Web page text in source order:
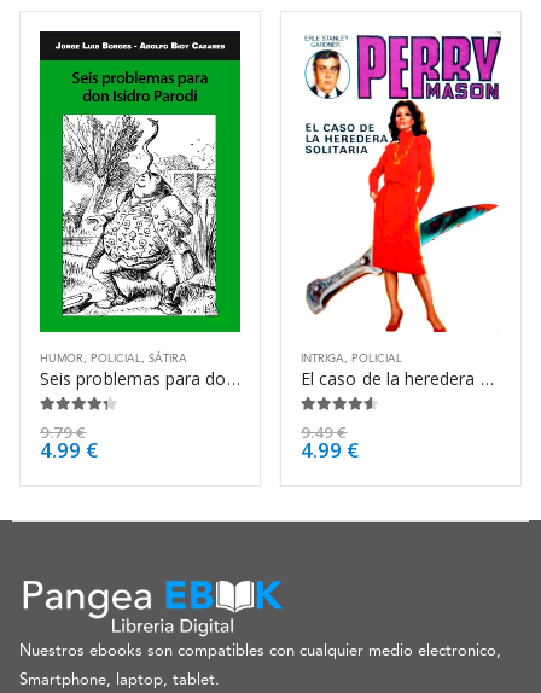
HUMOR POLICIAL SÁTIRA
Seis problemas para don Isidro Parodi – Jorge Luis Borges
9.79€
4.99 €
INTRIGA POLICIAL
El caso de la heredera solitaria – Erle Stanley Gardner
9.49€
4.99 €
Nuestros ebooks son compatibles con cualquier medio electronico,
Smartphone, laptop, tablet.